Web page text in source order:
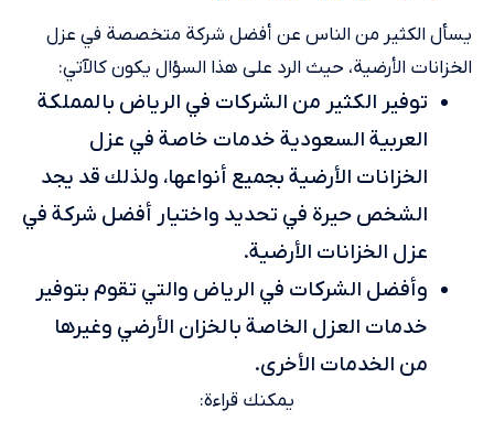
يسأل الكثير من الناس عن أفضل شركة متخصصة في عزل
الخزانات الأرضية، حيث الرد على هذا السؤال يكون كالآتي:
توفير الكثير من الشركات في الرياض بالمملكة
العربية السعودية خدمات خاصة في عزل
الخزانات الأرضية بجميع أنواعها، ولذلك قد يجد
الشخص حيرة في تحديد واختيار أفضل شركة في
عزل الخزانات الأرضية.
وأفضل الشركات في الرياض والتي تقوم بتوفير
خدمات العزل الخاصة بالخزان الأرضي وغيرها
من الخدمات الأخرى.
يمكنك قراءة: